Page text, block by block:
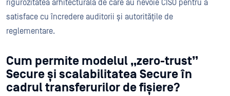
rigurozitatea arhitecturală de care au nevoie CISO pentru a
satisface cu încredere auditorii și autoritățile de
reglementare.
Cum permite modelul „zero-trust”
Secure și scalabilitatea Secure în
cadrul transferurilor de fișiere?